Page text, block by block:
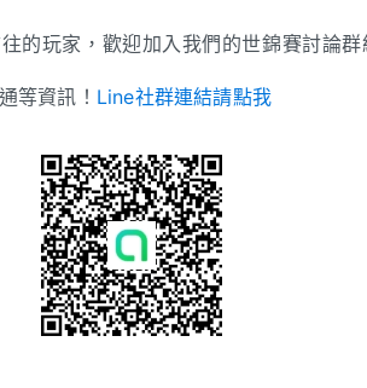
的玩家，歡迎加入我們的世錦賽討論群
等資訊！ Line社群連結請點我